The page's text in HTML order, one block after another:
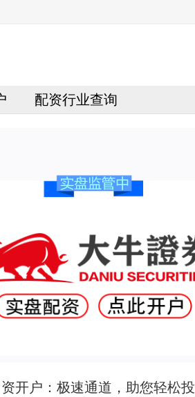
配资行业查询
开户：极速通道，助您轻松投